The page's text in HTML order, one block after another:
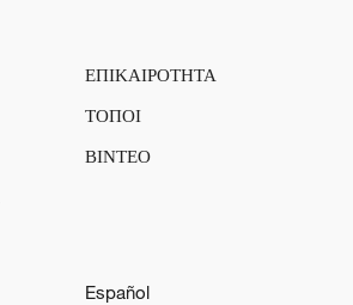
ΕΠΙΚΑΙΡΟΤΗΤΑ
ΤΟΠΟΙ
ΒΙΝΤΕΟ
Español